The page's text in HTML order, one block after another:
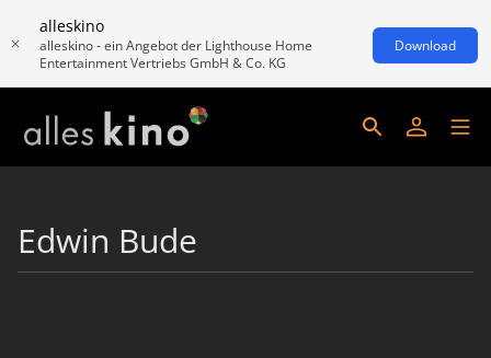
alleskino
alleskino - ein Angebot der Lighthouse Home
Entertainment Vertriebs GmbH & Co. KG
Download
Edwin Bude